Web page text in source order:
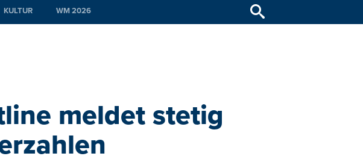
KULTUR WM 2026
meldet stetig